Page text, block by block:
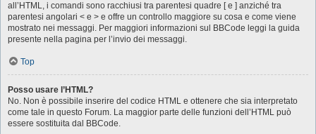
all’HTML, i comandi sono racchiusi tra parentesi quadre [ e ] anziché tra
parentesi angolari < e > e offre un controllo maggiore su cosa e come viene
mostrato nei messaggi. Per maggiori informazioni sul BBCode leggi la guida
presente nella pagina per l’invio dei messaggi.
Top
Posso usare l’HTML?
No. Non è possibile inserire del codice HTML e ottenere che sia interpretato
come tale in questo Forum. La maggior parte delle funzioni dell’HTML può
essere sostituita dal BBCode.